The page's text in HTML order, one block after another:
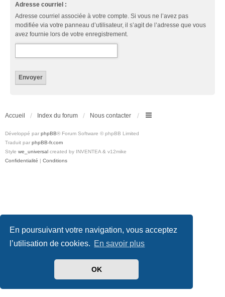
En poursuivant votre navigation, vous acceptez
l’utilisation de cookies. En savoir plus
OK
Adresse courriel :
Adresse courriel associée à votre compte. Si vous ne l’avez pas
modifiée via votre panneau d’utilisateur, il s’agit de l’adresse que vous
avez fournie lors de votre enregistrement.
Accueil Index du forum Nous contacter
Développé par phpBB® Forum Software © phpBB Limited
Traduit par phpBB-fr.com
Style we_universal created by INVENTEA & v12mike
Confidentialité | Conditions